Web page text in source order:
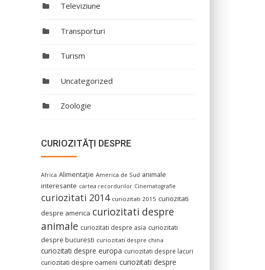
Televiziune
Transporturi
Turism
Uncategorized
Zoologie
CURIOZITĂŢI DESPRE
Africa Alimentaţie America de Sud animale
interesante cartea recordurilor Cinematografie
curiozitati 2014 curiozitati 2015 curiozitati
despre america curiozitati despre
animale curiozitati despre asia curiozitati
despre bucuresti curiozitati despre china
curiozitati despre europa curiozitati despre lacuri
curiozitati despre oameni curiozitati despre